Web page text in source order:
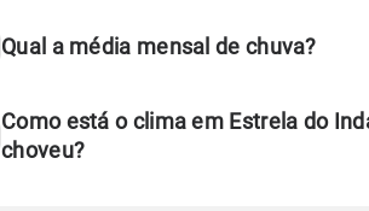
Qual a média mensal de chuva?
Como está o clima em Estrela do
choveu?